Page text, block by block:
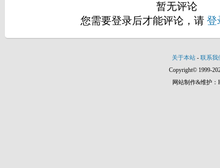
暂无评论
您需要登录后才能评论，请 登
关于本站 - 联系我
Copyright© 1999-
网站制作&维护